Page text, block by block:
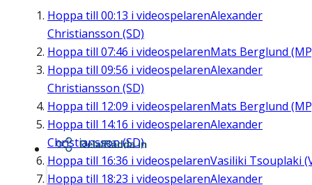
Hoppa till 00:13 i videospelarenAlexander
Christiansson (SD)
Hoppa till 07:46 i videospelarenMats Berglund
Hoppa till 09:56 i videospelarenAlexander
Christiansson (SD)
Hoppa till 12:09 i videospelarenMats Berglund
Hoppa till 14:16 i videospelarenAlexander
Christiansson (SD)
Hoppa till 16:36 i videospelarenVasiliki Tsouplaki
Hoppa till 18:23 i videospelarenAlexander
Dela/Bädda in